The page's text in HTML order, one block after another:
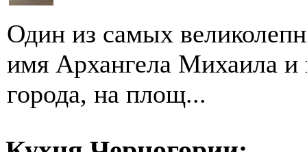
Один из самых
имя Архангела Михаила и
города, на площ...